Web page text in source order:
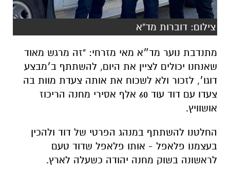
צילום: דוברות מד"א
מתנדבת נוער מד״א מאי מזרחי: "זה מרגש מאוד
שאנחנו יכולים לציין את היום, להשתתף ב׳מבצע
דוגו׳, לזכור ולא לשכוח את אותה צעדת מוות בה
צעדו עם דוד עוד 60 אלף אסירי מחנה הריכוז
אושוויץ.
החלטנו להשתתף במנהג הפרטי של דוד ולהכין
בעצמנו פלאפל - אותו פלאפל שדוד טעם
לראשונה בשוק מחנה יהודה כשעלה לארץ.